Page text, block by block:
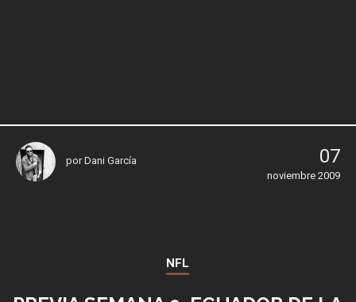
porDani García 07
noviembre 2009
NFL